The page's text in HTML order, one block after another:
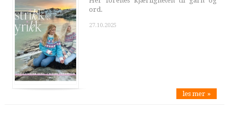
ord.
27.10.2025
les mer »